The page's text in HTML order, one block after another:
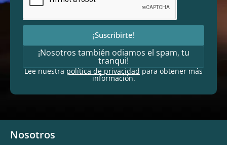
¡Suscribirte!
¡Nosotros también odiamos el spam, tu
tranqui!
Lee nuestrapolítica de privacidadpara obtener más
información.
Nosotros